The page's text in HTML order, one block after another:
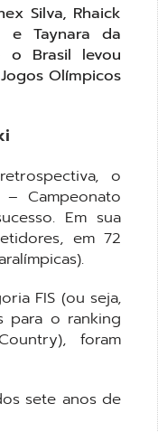
Silva, Rhaick
e Taynara da
o Brasil levou
Olímpicos
o
Campeonato
Em sua
em 72
FIS (ou seja,
para o ranking
foram
sete anos de